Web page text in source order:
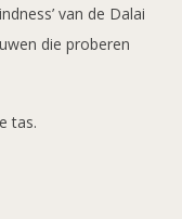
van de Dalai
die proberen
tas.